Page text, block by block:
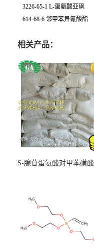
3226-65-1 L-蛋氨酸亚砜
614-68-6 邻甲苯异氰酸酯
相关产品：
S-腺苷蛋氨酸对甲苯磺